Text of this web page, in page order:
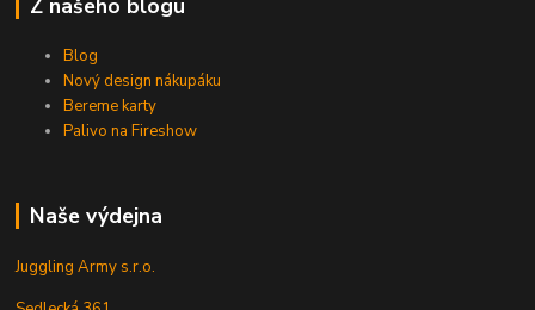
Blog
Nový design nákupáku
Bereme karty
Palivo na Fireshow
Naše výdejna
Juggling Army s.r.o.